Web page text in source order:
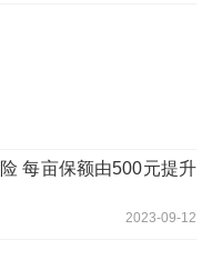
每亩保额由500元提升
2023-09-12